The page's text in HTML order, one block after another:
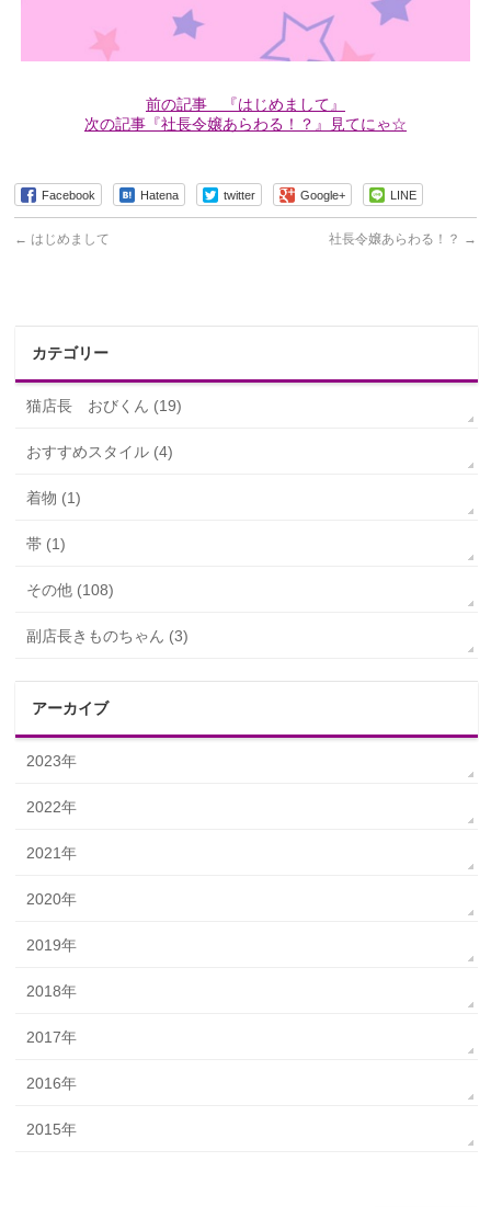
前の記事 『はじめまして』
次の記事『社長令嬢あらわる！？』見てにゃ☆
Facebook Hatena twitter Google+ LINE
← はじめまして 社長令嬢あらわる！？ →
カテゴリー
猫店長 おびくん (19)
おすすめスタイル (4)
着物 (1)
帯 (1)
その他 (108)
副店長きものちゃん (3)
アーカイブ
2023年
2022年
2021年
2020年
2019年
2018年
2017年
2016年
2015年